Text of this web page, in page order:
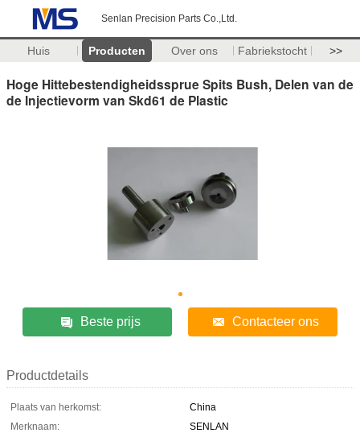
Senlan Precision Parts Co.,Ltd.
Huis Producten Over ons Fabriekstocht >>
Hoge Hittebestendigheidssprue Spits Bush, Delen van de
de Injectievorm van Skd61 de Plastic
Beste prijs Contacteer ons
Productdetails
Plaats van herkomst:
China
Merknaam:
SENLAN